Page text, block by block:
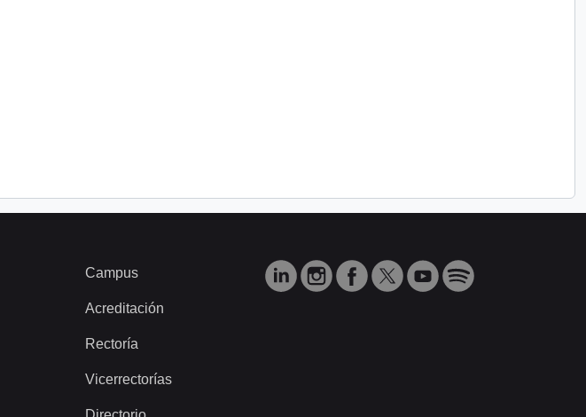
Campus
Acreditación
Rectoría
Vicerrectorías